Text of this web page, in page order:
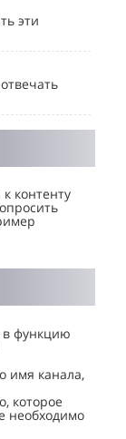
эти
контенту
в функцию
имя канала,
которое
необходимо